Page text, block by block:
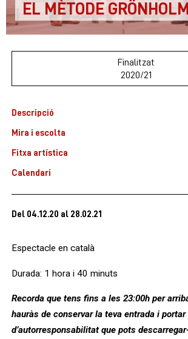
EL MÈTODE GRÖNHOLM
Finalitzat
2020/21
Descripció
Mira i escolta
Fitxa artística
Calendari
Del 04.12.20 al 28.02.21
Espectacle en català
Durada: 1 hora i 40 minuts
Recorda que tens fins a les 23:00h per
hauràs de conservar la teva entrada i
d’autorresponsabilitat que pots